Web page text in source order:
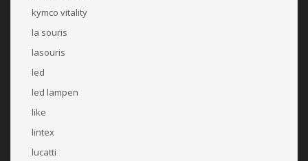
kymco vitality
la souris
lasouris
led
led lampen
like
lintex
lucatti